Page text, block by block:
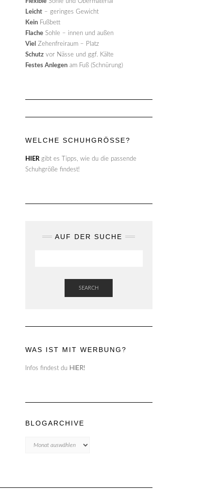
Leicht– geringes Gewicht
KeinFußbett
FlacheSohle – innen und außen
Viel Zehenfreiraum – Platz
Schutzvor Nässe und ggf. Kälte
Festes Anlegenam Fuß (Schnürung)
WELCHE SCHUHGRÖSSE?
HIERgibt es Tipps, wie du die passende
Schuhgröße findest!
AUF DER SUCHE
SEARCH
WAS IST MIT WERBUNG?
Infos findest du HIER!
BLOGARCHIVE